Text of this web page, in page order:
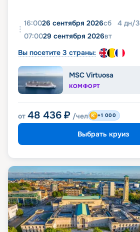
16:0026 сентября 2026сб 4 дн/3
07:0029 сентября 2026вт
Вы посетите 3 страны:
MSC Virtuosa
КОМФОРТ
от 48 436 ₽ /чел +1 000
Выбрать круиз